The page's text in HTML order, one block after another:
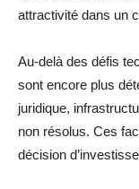
attractivité dans un
Au-delà des défis
sont encore plus
juridique,
non résolus. Ces
décision